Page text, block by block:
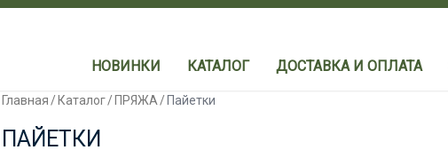
НОВИНКИ КАТАЛОГ ДОСТАВКА И ОПЛАТА
Главная / Каталог / ПРЯЖА / Пайетки
ПАЙЕТКИ